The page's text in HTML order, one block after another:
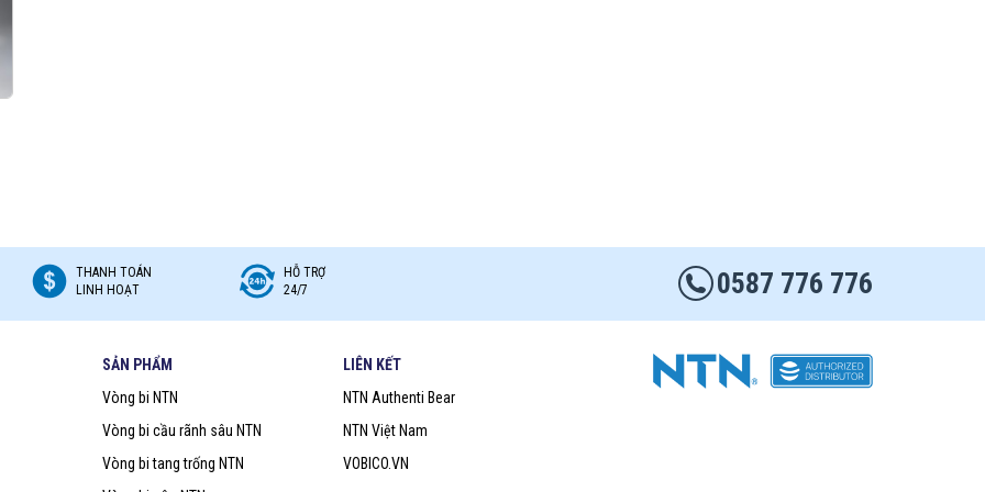
quay, hệ thống truyền động.
lớn và hoạt động liên tục.
32007, 30203, 33207
yêu cầu tải trọng.
kéo dài tuổi thọ thiết bị.
THANH TOÁN
LINH HOẠT
HỖ TRỢ
24/7
0587 776 776
SẢN PHẨM
Vòng bi NTN
Vòng bi cầu rãnh sâu NTN
Vòng bi tang trống NTN
LIÊN KẾT
NTN Authenti Bear
NTN Việt Nam
VOBICO.VN